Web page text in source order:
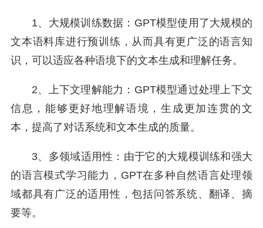
1、大规模训练数据：GPT模型使用了大规模的
文本语料库进行预训练，从而具有更广泛的语言知
识，可以适应各种语境下的文本生成和理解任务。
2、上下文理解能力：GPT模型通过处理上下文
信息，能够更好地理解语境，生成更加连贯的文
本，提高了对话系统和文本生成的质量。
3、多领域适用性：由于它的大规模训练和强大
的语言模式学习能力，GPT在多种自然语言处理领
域都具有广泛的适用性，包括问答系统、翻译、摘
要等。